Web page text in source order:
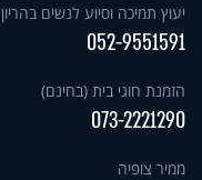
יעוץ תמיכה וסיוע לנשים בהריון
052-9551591
הזמנת חוגי בית (בחינם)
073-2221290
ממיר צופיה